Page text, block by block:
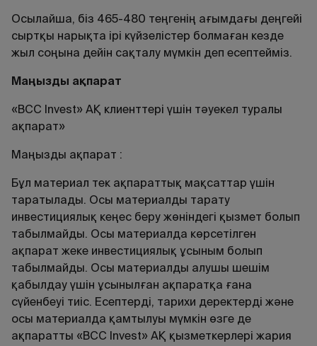
Осылайша, біз 465-480 теңгенің ағымдағы деңгейі
сыртқы нарықта ірі күйзелістер болмаған кезде
жыл соңына дейін сақталу мүмкін деп есептейміз.
Маңызды ақпарат
«BCC Invest» АҚ клиенттері үшін тәуекел туралы
ақпарат»
Маңызды ақпарат :
Бұл материал тек ақпараттық мақсаттар үшін
таратылады. Осы материалды тарату
инвестициялық кеңес беру жөніндегі қызмет болып
табылмайды. Осы материалда көрсетілген
ақпарат жеке инвестициялық ұсыным болып
табылмайды. Осы материалды алушы шешім
қабылдау үшін ұсынылған ақпаратқа ғана
сүйенбеуі тиіс. Есептерді, тарихи деректерді және
осы материалда қамтылуы мүмкін өзге де
ақпаратты «BCC Invest» АҚ қызметкерлері жария